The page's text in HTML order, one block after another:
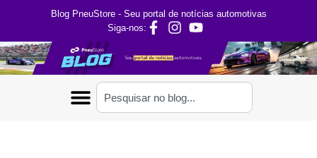
Blog PneuStore - Seu portal de notícias automotivas
Siga-nos: